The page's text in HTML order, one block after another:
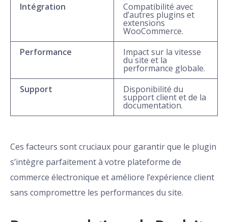
Intégration
Compatibilité avec
d’autres plugins et
extensions
WooCommerce.
Performance
Impact sur la vitesse
du site et la
performance globale.
Support
Disponibilité du
support client et de la
documentation.
Ces facteurs sont cruciaux pour garantir que le plugin
s’intègre parfaitement à votre plateforme de
commerce électronique et améliore l’expérience client
sans compromettre les performances du site.